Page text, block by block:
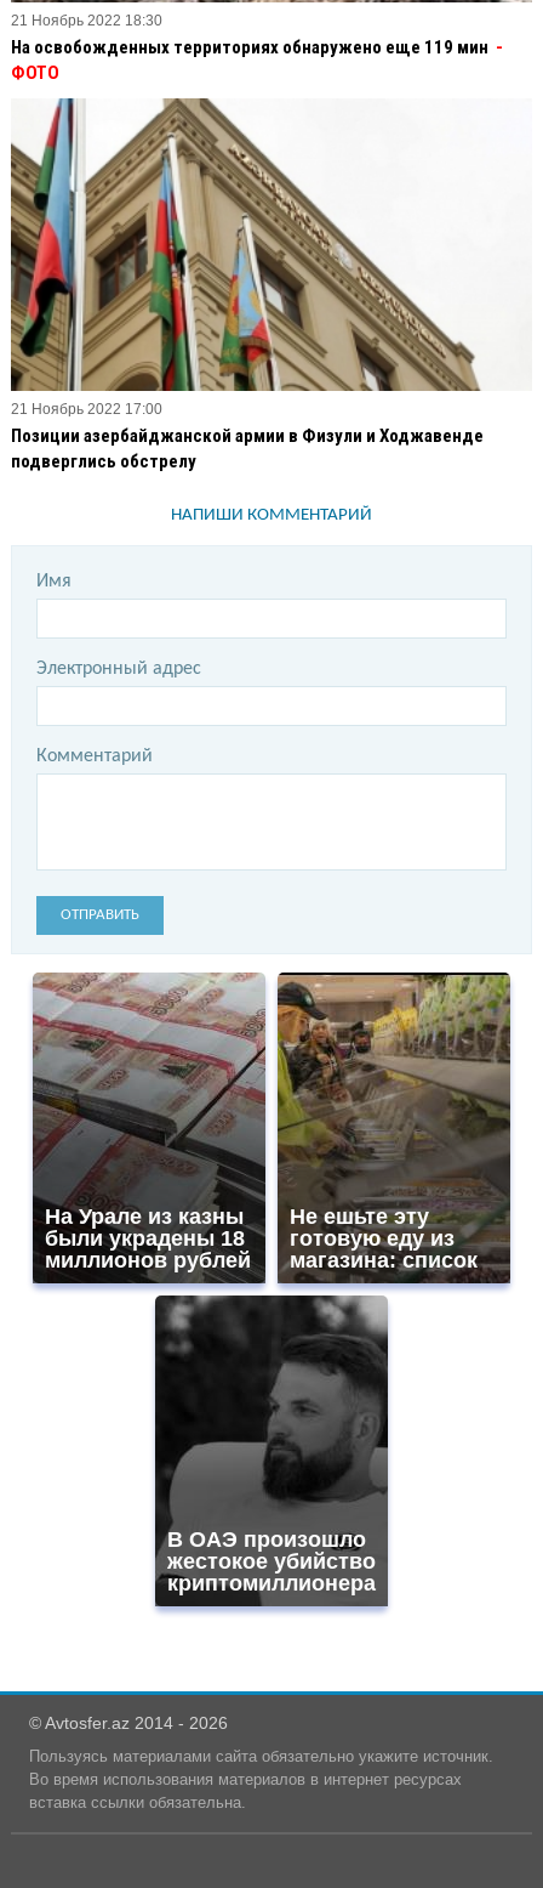
21 Ноябрь 2022 18:30
На освобожденных территориях обнаружено еще 119 мин -
ФОТО
21 Ноябрь 2022 17:00
Позиции азербайджанской армии в Физули и Ходжавенде
подверглись обстрелу
НАПИШИ КОММЕНТАРИЙ
Имя
Электронный адрес
Комментарий
ОТПРАВИТЬ
На Урале из казны
были украдены 18
миллионов рублей
Не ешьте эту
готовую еду из
магазина: список
В ОАЭ произошло
жестокое убийство
криптомиллионера
© Avtosfer.az 2014 - 2026
Пользуясь материалами сайта обязательно укажите источник.
Во время использования материалов в интернет ресурсах
вставка ссылки обязательна.